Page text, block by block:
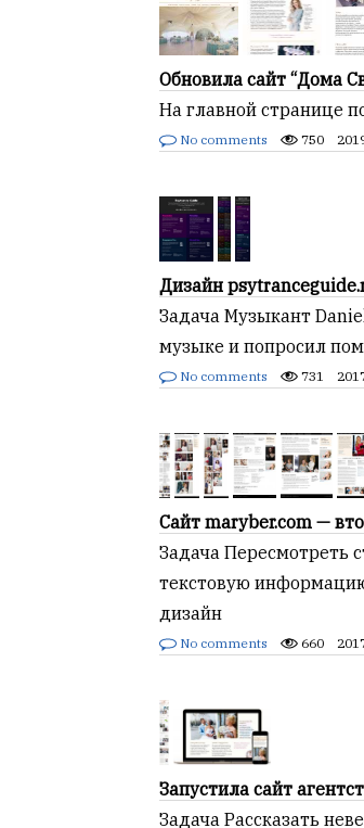
Обновила сайт “Дома
На главной странице
No comments 750
Дизайн
Задача Музыкант
музыке и попросил
No comments 731
Сайт maryber.com —
Задача Пересмотреть
текстовую
дизайн
No comments 660
Запустила сайт
Задача Рассказать